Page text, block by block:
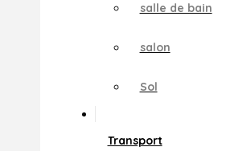
salle de bain
salon
Sol
Transport